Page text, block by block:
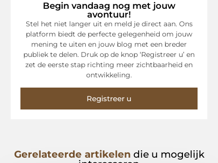
Begin vandaag nog met jouw
avontuur!
Stel het niet langer uit en meld je direct aan. Ons
platform biedt de perfecte gelegenheid om jouw
mening te uiten en jouw blog met een breder
publiek te delen. Druk op de knop ‘Registreer u’ en
zet de eerste stap richting meer zichtbaarheid en
ontwikkeling.
Registreer u
Gerelateerde artikelen die u mogelijk